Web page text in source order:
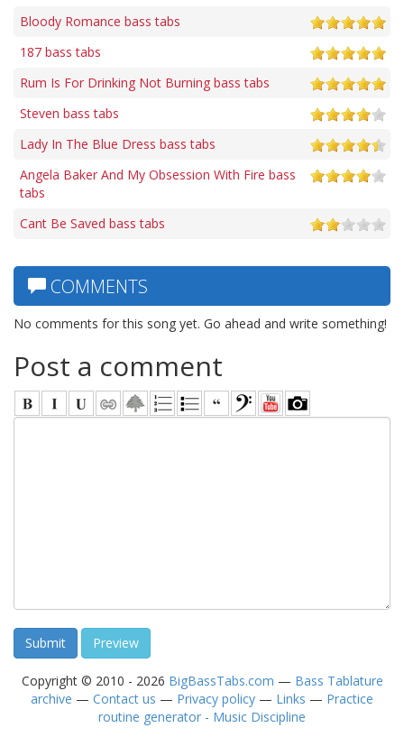
Bloody Romance bass tabs
187 bass tabs
Rum Is For Drinking Not Burning bass tabs
Steven bass tabs
Lady In The Blue Dress bass tabs
Angela Baker And My Obsession With Fire bass
tabs
Cant Be Saved bass tabs
COMMENTS
No comments for this song yet. Go ahead and write something!
Post a comment
Copyright © 2010 - 2026 BigBassTabs.com — Bass Tablature
archive — Contact us — Privacy policy — Links — Practice
routine generator - Music Discipline